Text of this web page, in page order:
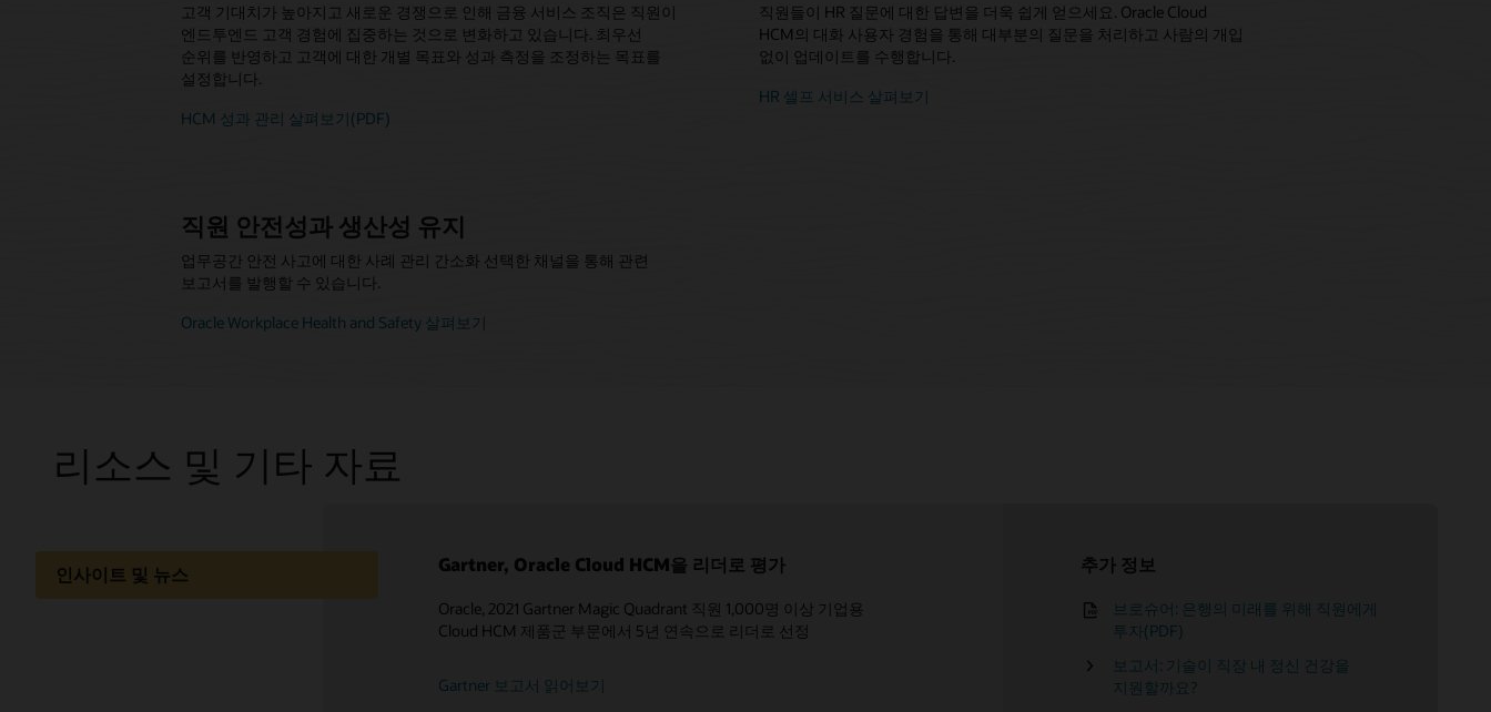
고객 기대치가 높아지고 새로운 경쟁으로 인해 금융 서비스 조직은 직원이
엔드투엔드 고객 경험에 집중하는 것으로 변화하고 있습니다. 최우선
순위를 반영하고 고객에 대한 개별 목표와 성과 측정을 조정하는 목표를
설정합니다.
HCM 성과 관리 살펴보기(PDF)
직원들이 HR 질문에 대한 답변을 더욱 쉽게 얻으세요. Oracle Cloud
HCM의 대화 사용자 경험을 통해 대부분의 질문을 처리하고 사람의 개입
없이 업데이트를 수행합니다.
HR 셀프 서비스 살펴보기
직원 안전성과 생산성 유지
업무공간 안전 사고에 대한 사례 관리 간소화 선택한 채널을 통해 관련
보고서를 발행할 수 있습니다.
Oracle Workplace Health and Safety 살펴보기
리소스 및 기타 자료
인사이트 및 뉴스 Gartner, Oracle Cloud HCM을 리더로 평가
Oracle, 2021 Gartner Magic Quadrant 직원 1,000명 이상 기업용
Cloud HCM 제품군 부문에서 5년 연속으로 리더로 선정
Gartner 보고서 읽어보기
추가 정보
브로슈어: 은행의 미래를 위해 직원에게
투자(PDF)
보고서: 기술이 직장 내 정신 건강을
지원할까요?
요구사항에 맞게 HR 프로세스를 간편하게 구성
HR 워크플로를 설계하고 구성하여 IT 지원 없이 특정 비즈니스
요구사항을 지원합니다
비디오 보기(3:17)
제품 둘러보기: 인재 라이프사이클의
모든 단계 제어